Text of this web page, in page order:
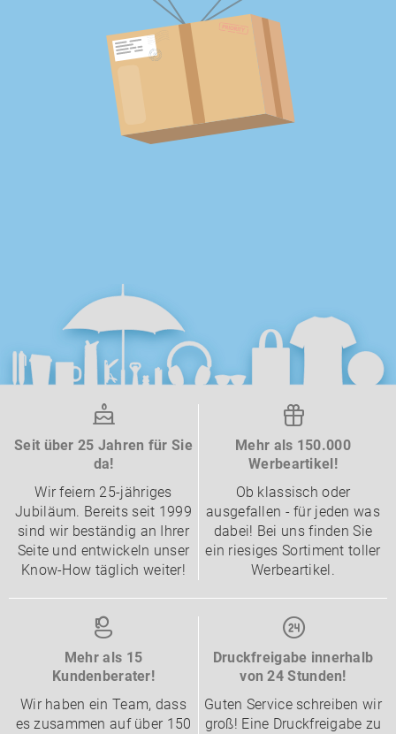
Seit über 25 Jahren für Sie
da!
Wir feiern 25-jähriges
Jubiläum. Bereits seit 1999
sind wir beständig an Ihrer
Seite und entwickeln unser
Know-How täglich weiter!
Mehr als 150.000
Werbeartikel!
Ob klassisch oder
ausgefallen - für jeden was
dabei! Bei uns finden Sie
ein riesiges Sortiment toller
Werbeartikel.
Mehr als 15
Kundenberater!
Wir haben ein Team, dass
es zusammen auf über 150
Druckfreigabe innerhalb
von 24 Stunden!
Guten Service schreiben wir
groß! Eine Druckfreigabe zu